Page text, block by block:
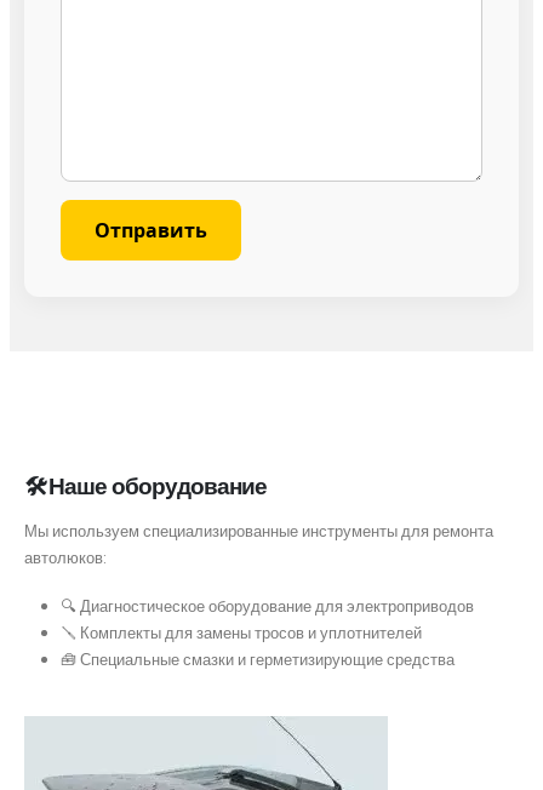
🛠 Наше оборудование
Мы используем специализированные инструменты для ремонта
автолюков:
🔍 Диагностическое оборудование для электроприводов
🪛 Комплекты для замены тросов и уплотнителей
🧰 Специальные смазки и герметизирующие средства